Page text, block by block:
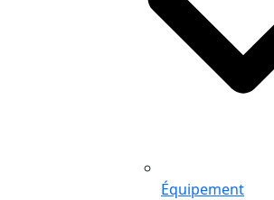
Équipement